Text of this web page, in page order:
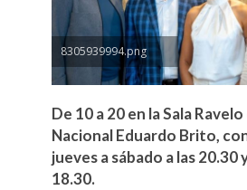
8305939994.png
De 10 a 20 en la Sala
Nacional Eduardo Brito,
jueves a sábado a las 20.30
18.30.